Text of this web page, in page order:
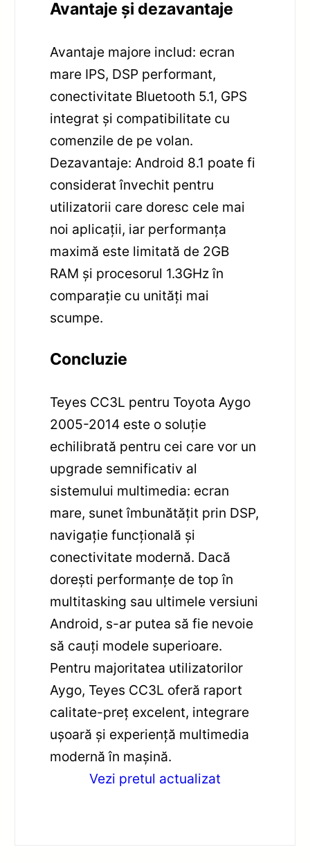
Avantaje și dezavantaje
Avantaje majore includ: ecran
mare IPS, DSP performant,
conectivitate Bluetooth 5.1, GPS
integrat și compatibilitate cu
comenzile de pe volan.
Dezavantaje: Android 8.1 poate fi
considerat învechit pentru
utilizatorii care doresc cele mai
noi aplicații, iar performanța
maximă este limitată de 2GB
RAM și procesorul 1.3GHz în
comparație cu unități mai
scumpe.
Concluzie
Teyes CC3L pentru Toyota Aygo
2005-2014 este o soluție
echilibrată pentru cei care vor un
upgrade semnificativ al
sistemului multimedia: ecran
mare, sunet îmbunătățit prin DSP,
navigație funcțională și
conectivitate modernă. Dacă
dorești performanțe de top în
multitasking sau ultimele versiuni
Android, s-ar putea să fie nevoie
să cauți modele superioare.
Pentru majoritatea utilizatorilor
Aygo, Teyes CC3L oferă raport
calitate-preț excelent, integrare
ușoară și experiență multimedia
modernă în mașină.
Vezi pretul actualizat